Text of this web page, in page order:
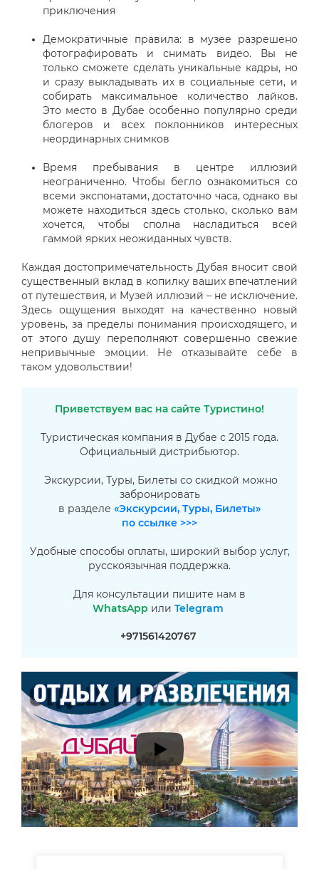
приключения
Демократичные правила: в музее разрешено
фотографировать и снимать видео. Вы не
только сможете сделать уникальные кадры, но
и сразу выкладывать их в социальные сети, и
собирать максимальное количество лайков.
Это место в Дубае особенно популярно среди
блогеров и всех поклонников интересных
неординарных снимков
Время пребывания в центре иллюзий
неограниченно. Чтобы бегло ознакомиться со
всеми экспонатами, достаточно часа, однако вы
можете находиться здесь столько, сколько вам
хочется, чтобы сполна насладиться всей
гаммой ярких неожиданных чувств.
Каждая достопримечательность Дубая вносит свой
существенный вклад в копилку ваших впечатлений
от путешествия, и Музей иллюзий – не исключение.
Здесь ощущения выходят на качественно новый
уровень, за пределы понимания происходящего, и
от этого душу переполняют совершенно свежие
непривычные эмоции. Не отказывайте себе в
таком удовольствии!
Приветствуем вас на сайте Туристино!
Туристическая компания в Дубае с 2015 года.
Официальный дистрибьютор.
Экскурсии, Туры, Билеты со скидкой можно
забронировать
в разделе «Экскурсии, Туры, Билеты»
по ссылке >>>
Удобные способы оплаты, широкий выбор услуг,
русскоязычная поддержка.
Для консультации пишите нам в
WhatsApp или Telegram
+971561420767